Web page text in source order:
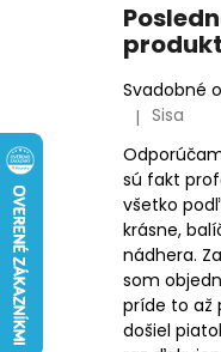
Svadobné
| Sisa
sú fakt
všetko
krásne,
nádhera.
som
príde to až
došiel